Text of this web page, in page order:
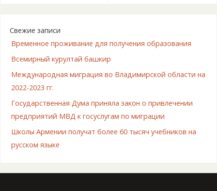
Свежие записи
Временное проживание для получения образования
Всемирный курултай башкир
Международная миграция во Владимирской области на
2022-2023 гг.
Государственная Дума приняла закон о привлечении
предприятий МВД к госуслугам по миграции
Школы Армении получат более 60 тысяч учебников на
русском языке